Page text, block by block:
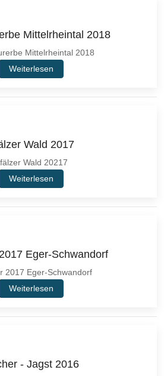
Mittelrheintal 2018
Mittelrheintal 2018
Weiterlesen
Wald 2017
Wald 20217
Weiterlesen
Eger-Schwandorf
2017 Eger-Schwandorf
Weiterlesen
- Jagst 2016